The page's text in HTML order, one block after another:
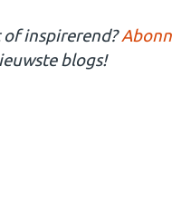
of inspirerend?
blogs!